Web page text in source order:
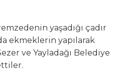
yaşadığı çadır
ekmeklerin yapılarak
ve Yayladağı Belediye